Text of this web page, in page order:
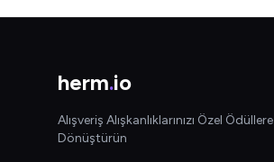
herm.io
Alışveriş Alışkanlıklarınızı Özel Ödüllere
Dönüştürün